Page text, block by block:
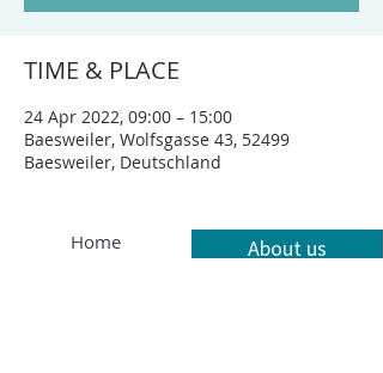
TIME & PLACE
24 Apr 2022, 09:00 – 15:00
Baesweiler, Wolfsgasse 43, 52499
Baesweiler, Deutschland
Home About us